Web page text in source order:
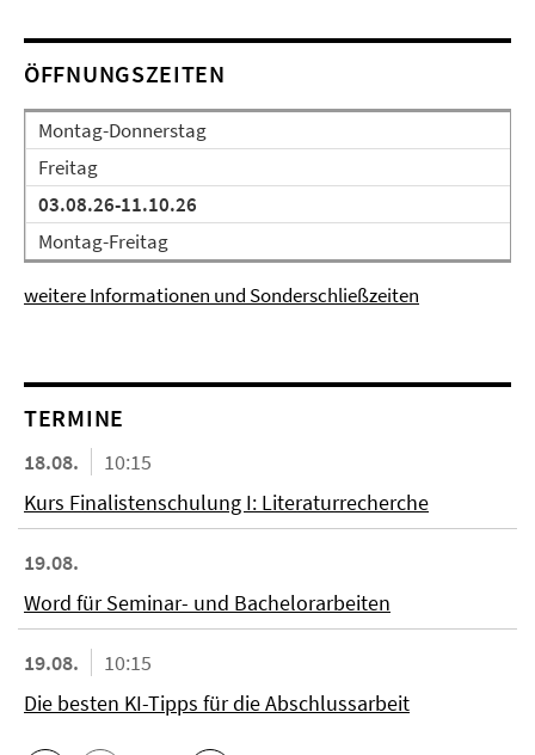
ÖFFNUNGSZEITEN
Montag-Donnerstag
Freitag
03.08.26-11.10.26
Montag-Freitag
weitere Informationen und Sonderschließzeiten
TERMINE
18.08.
10:15
Kurs Finalistenschulung I: Literaturrecherche
19.08.
Word für Seminar- und Bachelorarbeiten
19.08.
10:15
Die besten KI-Tipps für die Abschlussarbeit